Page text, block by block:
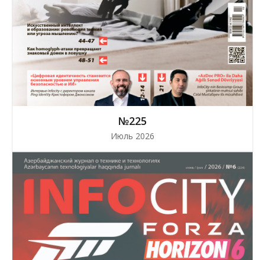
№225
Июль 2026